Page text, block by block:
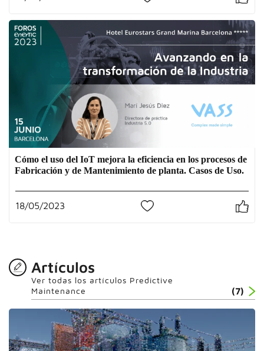
Cómo el uso del IoT mejora la eficiencia en los procesos de
Fabricación y de Mantenimiento de planta. Casos de Uso.
18/05/2023
Artículos
Ver todas los artículos Predictive
Maintenance
(7)